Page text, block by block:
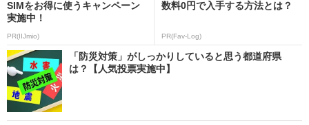
SIMをお得に使うキャンペーン
実施中！
PR(IIJmio)
数料0円で入手する方法とは？
PR(Fav-Log)
「防災対策」がしっかりしていると思う都道府県
は？【人気投票実施中】